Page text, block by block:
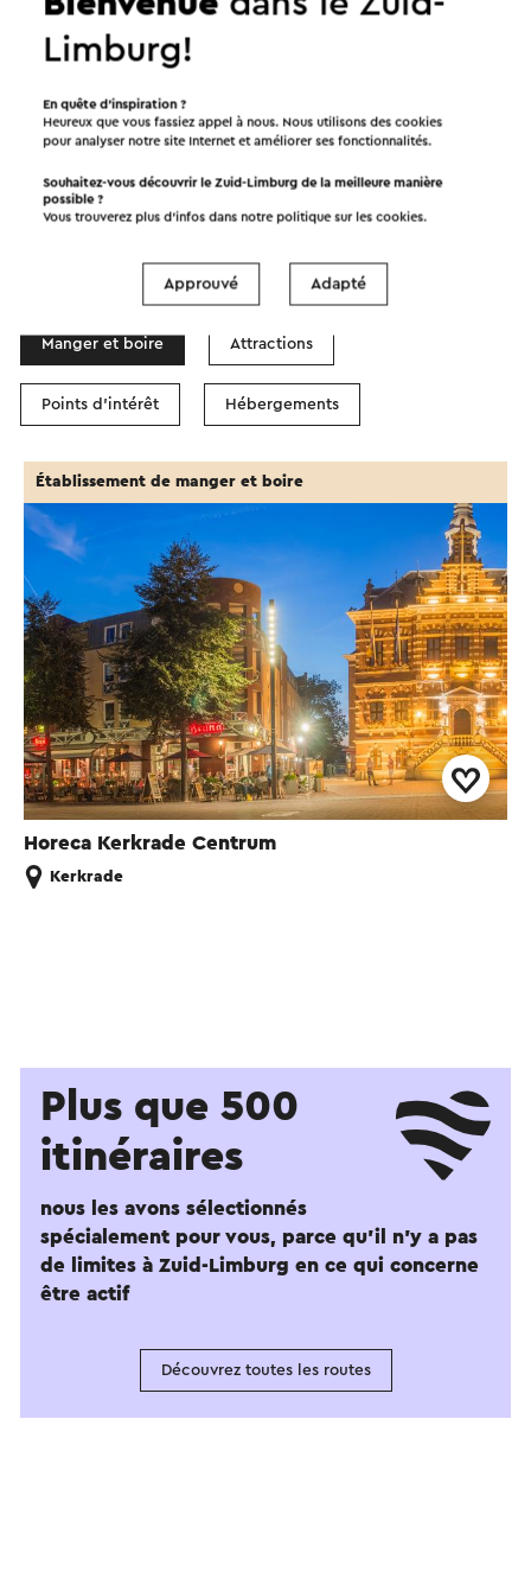
Démarrer l’itinéraire
Afficher les filtres
Dans la région
Manger et boire Attractions
Points d'intérêt Hébergements
Horeca Kerkrade Centrum
Établissement de manger et boire
Kerkrade
Plus que 500
itinéraires
nous les avons sélectionnés
spécialement pour vous, parce qu'il n'y a pas
de limites à Zuid-Limburg en ce qui concerne
être actif
Découvrez toutes les routes
Limburg!
En quête d’inspiration ?
Heureux que vous fassiez appel à nous. Nous utilisons des cookies
pour analyser notre site Internet et améliorer ses fonctionnalités.
Souhaitez-vous découvrir le Zuid-Limburg de la meilleure manière
possible ?
Vous trouverez plus d’infos dans notre politique sur lescookies.
Approuvé Adapté